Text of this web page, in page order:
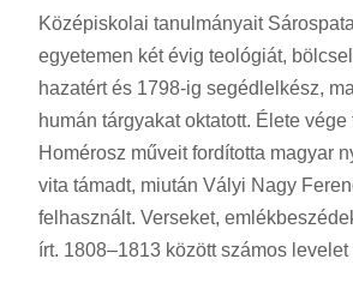
Középiskolai tanulmányait
egyetemen két évig teológiát,
hazatért és 1798-ig segédlelkész,
humán tárgyakat oktatott. Élete
Homérosz műveit fordította magyar
vita támadt, miután Vályi Nagy
felhasznált. Verseket,
írt. 1808–1813 között számos